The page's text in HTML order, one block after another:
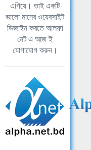
এগিয়ে। তাই একটি
ভালো মানের ওয়েবসাইট
ডিজাইন করতে আলফা
নেট এ আজ ই
যোগাযোগ করুন।